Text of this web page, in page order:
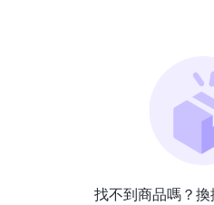
找不到商品嗎？換